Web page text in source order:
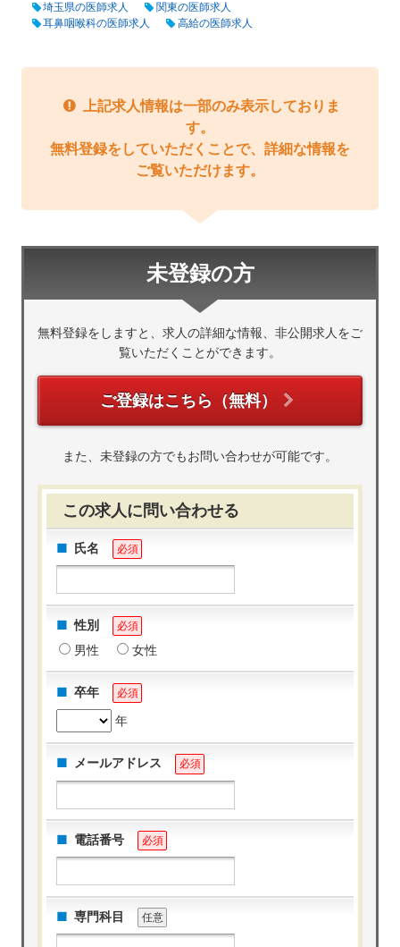
埼玉県の医師求人
関東の医師求人
耳鼻咽喉科の医師求人
高給の医師求人
上記求人情報は一部のみ表示しておりま
す。
無料登録をしていただくことで、詳細な情報を
ご覧いただけます。
未登録の方
無料登録をしますと、求人の詳細な情報、非公開求人をご
覧いただくことができます。
ご登録はこちら（無料）
また、未登録の方でもお問い合わせが可能です。
この求人に問い合わせる
氏名 必須
性別 必須
男性 女性
卒年 必須
年
メールアドレス 必須
電話番号 必須
専門科目 任意